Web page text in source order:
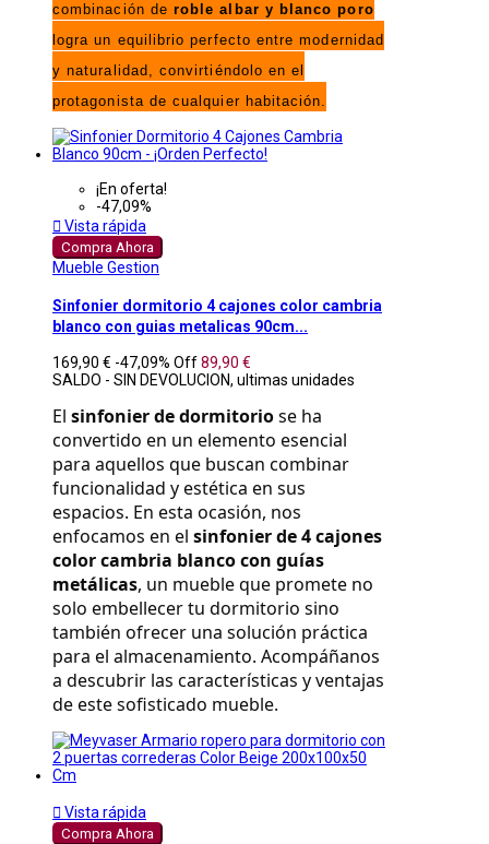
combinación de roble albar y blanco poro
logra un equilibrio perfecto entre modernidad
y naturalidad, convirtiéndolo en el
protagonista de cualquier habitación.
¡En oferta!
-47,09%
 Vista rápida
Compra Ahora
Mueble Gestion
Sinfonier dormitorio 4 cajones color cambria
blanco con guias metalicas 90cm...
169,90 € -47,09% Off89,90 €
SALDO - SIN DEVOLUCION, ultimas unidades
El sinfonier de dormitorio se ha
convertido en un elemento esencial
para aquellos que buscan combinar
funcionalidad y estética en sus
espacios. En esta ocasión, nos
enfocamos en el sinfonier de 4 cajones
color cambria blanco con guías
metálicas, un mueble que promete no
solo embellecer tu dormitorio sino
también ofrecer una solución práctica
para el almacenamiento. Acompáñanos
a descubrir las características y ventajas
de este sofisticado mueble.
 Vista rápida
Compra Ahora